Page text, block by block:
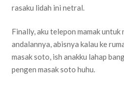
rasaku lidah ini netral.
Finally, aku telepon mamak untuk
andalannya, abisnya kalau ke
masak soto, ish anakku lahap
pengen masak soto huhu.